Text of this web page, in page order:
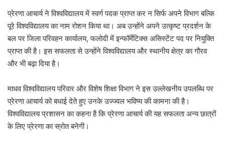
प्रेरणा आचार्य ने विश्वविद्यालय में स्वर्ण पदक प्राप्त कर न सिर्फ अपने विभाग बल्कि
पूरे विश्वविद्यालय का नाम रोशन किया था। अब उन्होंने अपने उत्कृष्ट प्रदर्शन के
बल पर जिला परिवहन कार्यालय, फलोदी में इन्फॉर्मेटिक्स असिस्टेंट पद पर नियुक्ति
प्राप्त की है। इस सफलता से उन्होंने विश्वविद्यालय और स्थानीय क्षेत्र का गौरव
और भी बढ़ा दिया है।
माधव विश्वविद्यालय परिवार और विशेष शिक्षा विभाग ने इस उल्लेखनीय उपलब्धि पर
प्रेरणा आचार्य को बधाई देते हुए उनके उज्ज्वल भविष्य की कामना की है।
विश्वविद्यालय प्रशासन का कहना है कि प्रेरणा आचार्य की यह सफलता अन्य छात्रों
के लिए प्रेरणा का स्रोत बनेगी।